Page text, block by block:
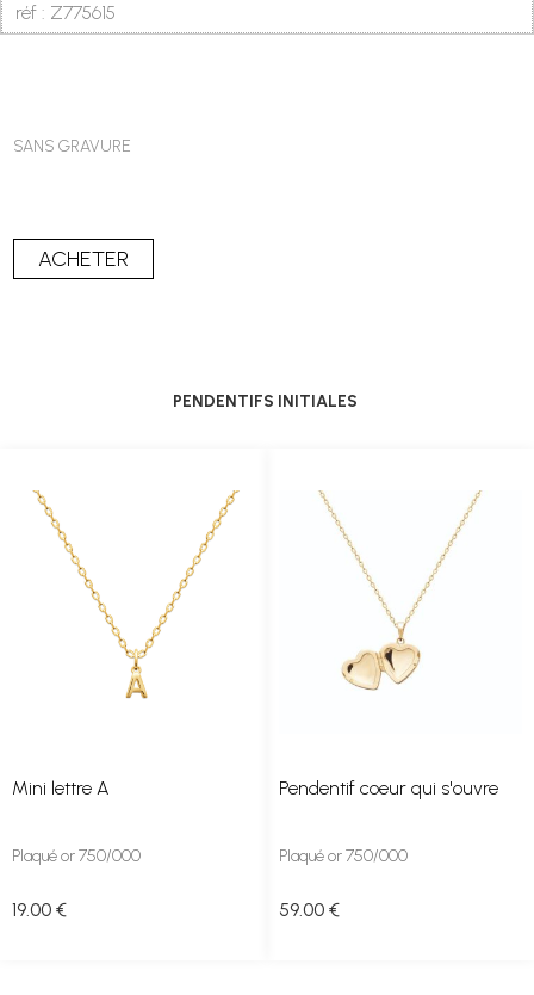
réf : Z775615
SANS GRAVURE
PENDENTIFS INITIALES
Mini lettre A
Plaqué or 750/000
19.00 €
Pendentif coeur qui s'ouvre
Plaqué or 750/000
59.00 €